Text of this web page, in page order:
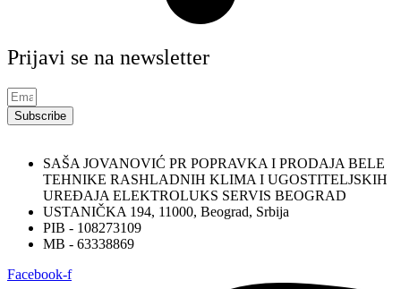
Prijavi se na newsletter
Subscribe
SAŠA JOVANOVIĆ PR POPRAVKA I PRODAJA BELE
TEHNIKE RASHLADNIH KLIMA I UGOSTITELJSKIH
UREĐAJA ELEKTROLUKS SERVIS BEOGRAD
USTANIČKA 194, 11000, Beograd, Srbija
PIB - 108273109
MB - 63338869
Facebook-f